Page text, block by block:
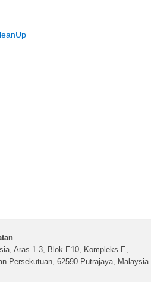
Aras 1-3, Blok E10, Kompleks E,
Persekutuan, 62590 Putrajaya, Malaysia.